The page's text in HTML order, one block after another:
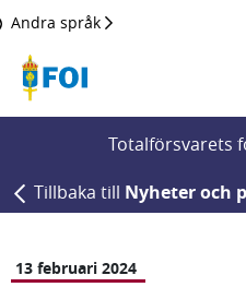
Till innehållet
Andra språk
Totalförsvarets
Tillbaka till Nyheter och
13 februari 2024